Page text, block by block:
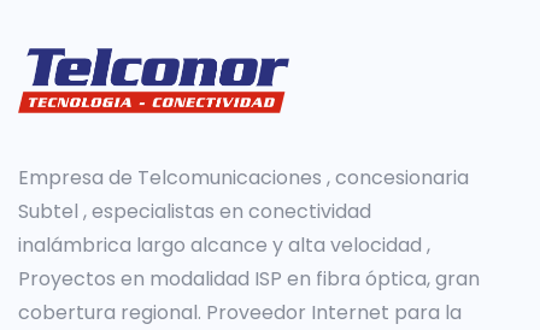
Empresa de Telcomunicaciones , concesionaria
Subtel , especialistas en conectividad
inalámbrica largo alcance y alta velocidad ,
Proyectos en modalidad ISP en fibra óptica, gran
cobertura regional. Proveedor Internet para la